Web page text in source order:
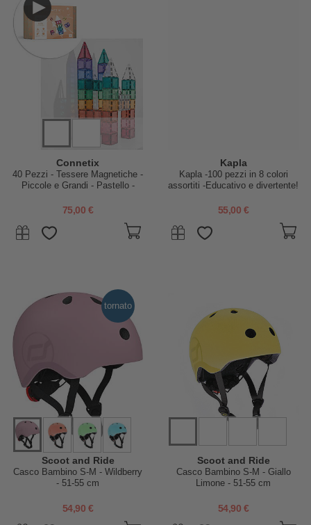
Connetix
40 Pezzi - Tessere Magnetiche -
Piccole e Grandi - Pastello -
75,00 €
Kapla
Kapla -100 pezzi in 8 colori
assortiti -Educativo e divertente!
55,00 €
tornato
Scoot and Ride
Casco Bambino S-M - Wildberry
- 51-55 cm
54,90 €
Scoot and Ride
Casco Bambino S-M - Giallo
Limone - 51-55 cm
54,90 €